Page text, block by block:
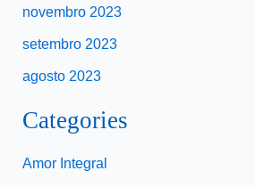
novembro 2023
setembro 2023
agosto 2023
Categories
Amor Integral